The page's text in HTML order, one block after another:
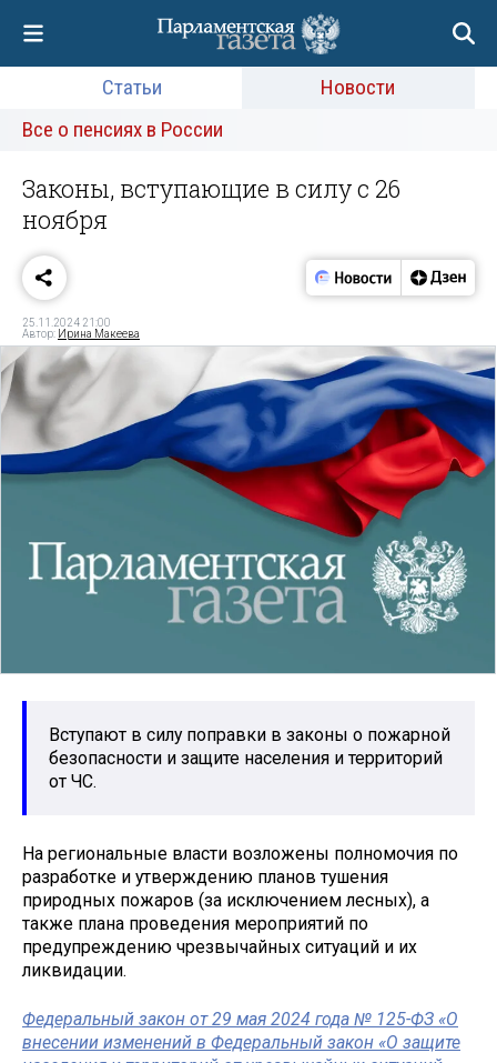
Статьи
Новости
Все о пенсиях в России
Законы, вступающие в силу с 26
ноября
25.11.2024 21:00
Автор: Ирина Макеева
Вступают в силу поправки в законы о пожарной
безопасности и защите населения и территорий
от ЧС.
На региональные власти возложены полномочия по
разработке и утверждению планов тушения
природных пожаров (за исключением лесных), а
также плана проведения мероприятий по
предупреждению чрезвычайных ситуаций и их
ликвидации.
Федеральный закон от 29 мая 2024 года № 125-ФЗ «О
внесении изменений в Федеральный закон «О защите